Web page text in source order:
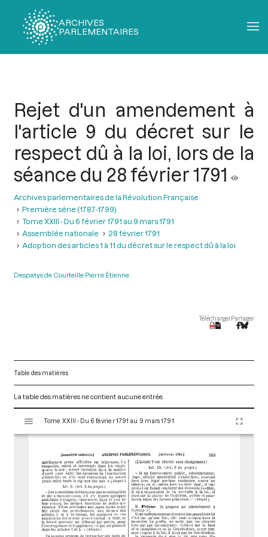
ARCHIVES
PARLEMENTAIRES
Rejet d'un amendement à
l'article 9 du décret sur le
respect dû à la loi, lors de la
séance du 28 février 1791
Archives parlementaires de la Révolution Française
Première série (1787-1799)
Tome XXIII - Du 6 février 1791 au 9 mars 1791
Assemblée nationale
28 février 1791
Adoption des articles 1 à 11 du décret sur le respect dû à la loi
Despatys de Courteille Pierre Étienne
TéléchargerPartager
Table des matières
La table des matières ne contient aucune entrée.
s
Tome XXIII - Du 6 février 1791 au 9 mars 1791